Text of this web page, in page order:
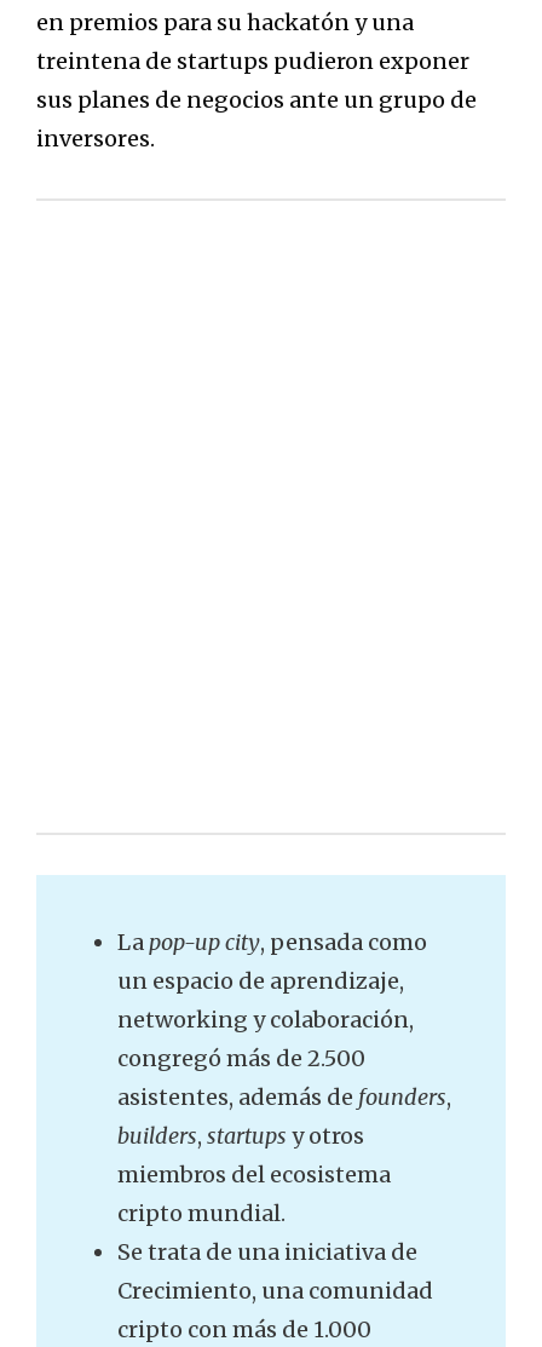
en premios para su hackatón y una
treintena de startups pudieron exponer
sus planes de negocios ante un grupo de
inversores.
Lapop-up city, pensada como
un espacio de aprendizaje,
networking y colaboración,
congregó más de 2.500
asistentes, además de founders,
builders, startups y otros
miembros del ecosistema
cripto mundial.
Se trata de una iniciativa de
Crecimiento, una comunidad
cripto con más de 1.000